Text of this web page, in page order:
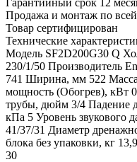
Продажа и монтаж по
Товар сертифицирован
Технические
Модель SF2D200G30 Q
230/1/50 Производитель
741 Ширина, мм 522
мощность (Обогрев), кВт
трубы, дюйм 3/4 Падение
кПа 5 Уровень звукового
41/37/31 Диаметр
блока без упаковки, кг 13,9
30